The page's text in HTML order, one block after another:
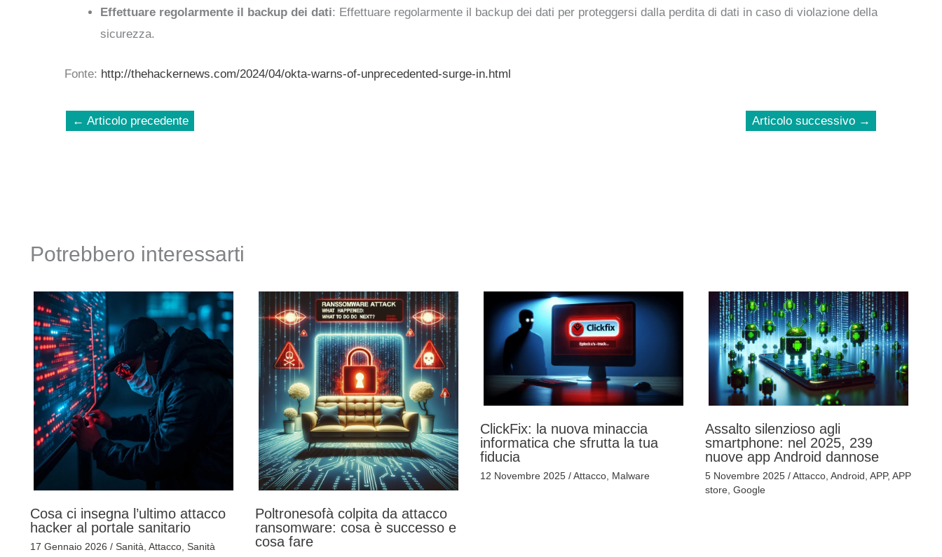
Effettuare regolarmente il backup dei dati: Effettuare regolarmente il backup dei dati per proteggersi dalla perdita di dati in caso di violazione della
sicurezza.
Fonte: http://thehackernews.com/2024/04/okta-warns-of-unprecedented-surge-in.html
← Articolo precedente Articolo successivo →
Potrebbero interessarti
Cosa ci insegna l’ultimo attacco
hacker al portale sanitario
17 Gennaio 2026 / Sanità, Attacco, Sanità
Poltronesofà colpita da attacco
ransomware: cosa è successo e
cosa fare
ClickFix: la nuova minaccia
informatica che sfrutta la tua
fiducia
12 Novembre 2025 /Attacco, Malware
Assalto silenzioso agli
smartphone: nel 2025, 239
nuove app Android dannose
5 Novembre 2025 /Attacco, Android APP, APP
store, Google